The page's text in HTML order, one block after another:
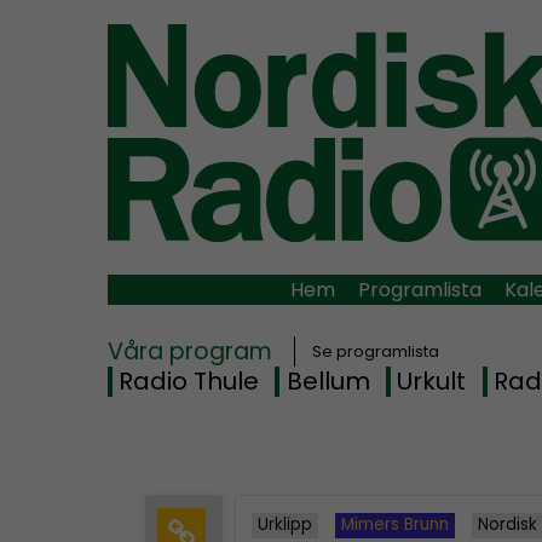
Hem Programlista
Våra program Se programlista
Radio Thule Bellum Urkult
Urklipp Mimers Brunn Nordisk